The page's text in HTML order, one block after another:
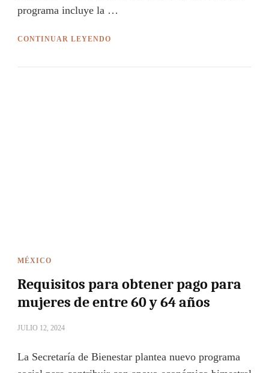
programa incluye la …
CONTINUAR LEYENDO
MÉXICO
Requisitos para obtener pago para
mujeres de entre 60 y 64 años
JULIO 12, 2024
La Secretaría de Bienestar plantea nuevo programa